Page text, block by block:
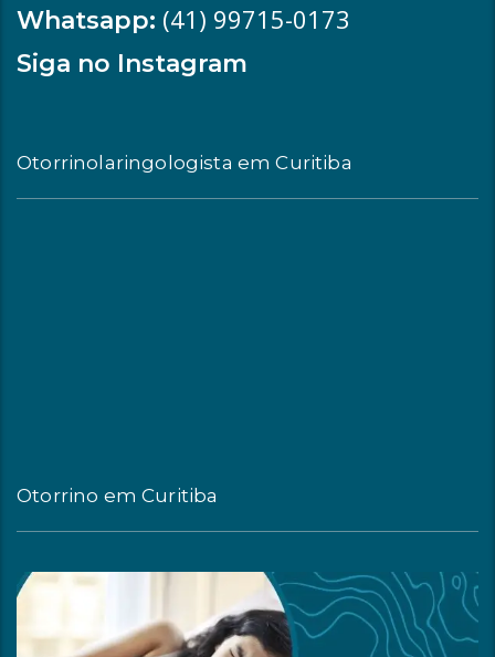
Whatsapp: (41) 99715-0173
Siga no Instagram
Otorrinolaringologista em Curitiba
Otorrino em Curitiba